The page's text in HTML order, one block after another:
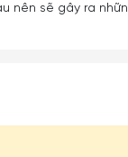
nên sẽ gây ra